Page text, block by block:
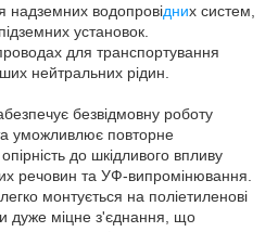
надземних водопровідних систем,
установок.
для транспортування
нейтральних рідин.
безвідмовну роботу
уможливлює повторне
до шкідливого впливу
речовин та УФ-випромінювання.
монтується на поліетиленові
дуже міцне з'єднання, що